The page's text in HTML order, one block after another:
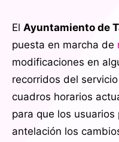
El Ayuntamiento de
puesta en marcha de
modificaciones en
recorridos del
cuadros horarios
para que los
antelación los